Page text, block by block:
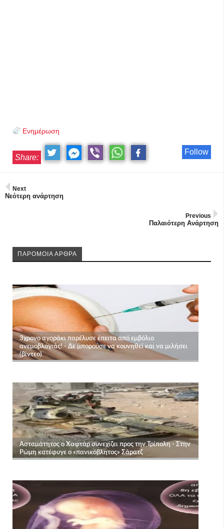
Ενημέρωση
Follow
Share:
Next
Νεότερη ανάρτηση
Previous
Παλαιότερη Ανάρτηση
ΠΑΡΟΜΟΙΑ ΑΡΘΡΑ